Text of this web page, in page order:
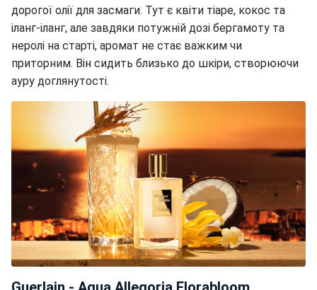
дорогої олії для засмаги. Тут є квіти тіаре, кокос та
іланг-іланг, але завдяки потужній дозі бергамоту та
неролі на старті, аромат не стає важким чи
приторним. Він сидить близько до шкіри, створюючи
ауру доглянутості.